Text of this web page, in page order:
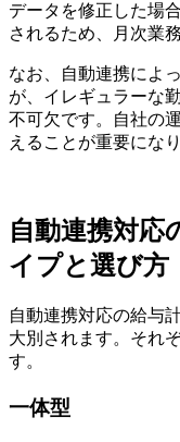
データを修正した場
されるため、月次業
なお、自動連携によ
が、イレギュラーな
不可欠です。自社の
えることが重要になり
自動連携対応
イプと選び方
自動連携対応の給与
大別されます。それ
す。
一体型